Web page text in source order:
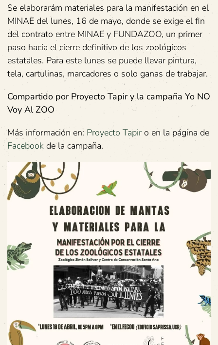
Se elaborarám materiales para la manifestación en el
MINAE del lunes, 16 de mayo, donde se exige el fin
del contrato entre MINAE y FUNDAZOO, un primer
paso hacia el cierre definitivo de los zoológicos
estatales. Para este lunes se puede llevar pintura,
tela, cartulinas, marcadores o solo ganas de trabajar.
Compartido por Proyecto Tapir y la campaña Yo NO
Voy Al ZOO
Más información en: Proyecto Tapir o en la página de
Facebook de la campaña.